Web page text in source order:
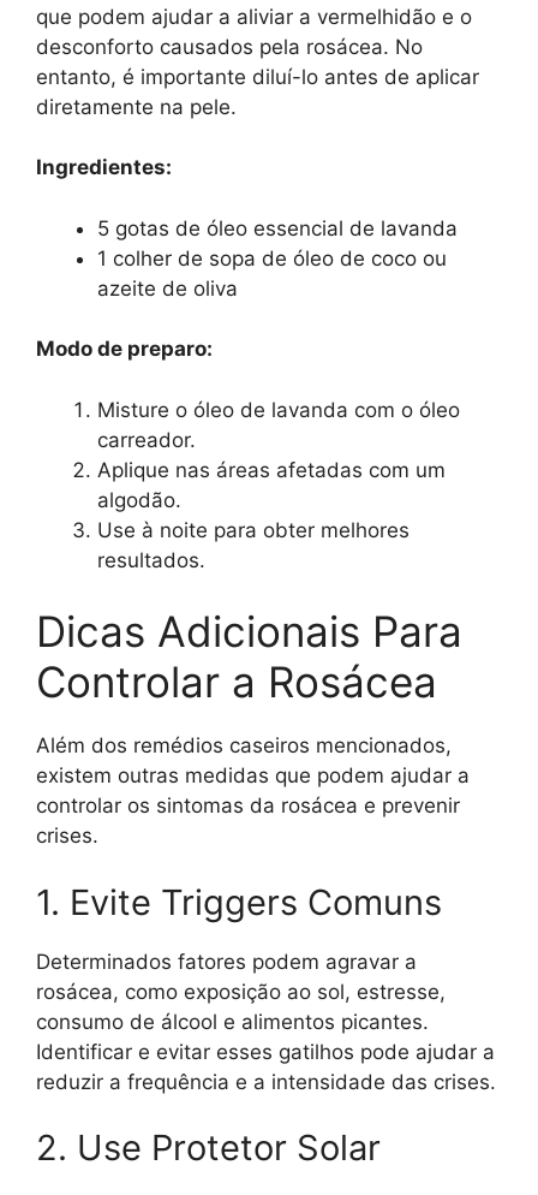
que podem ajudar a aliviar a vermelhidão e o
desconforto causados pela rosácea. No
entanto, é importante diluí-lo antes de aplicar
diretamente na pele.
Ingredientes:
5 gotas de óleo essencial de lavanda
1 colher de sopa de óleo de coco ou
azeite de oliva
Modo de preparo:
Misture o óleo de lavanda com o óleo
carreador.
Aplique nas áreas afetadas com um
algodão.
Use à noite para obter melhores
resultados.
Dicas Adicionais Para
Controlar a Rosácea
Além dos remédios caseiros mencionados,
existem outras medidas que podem ajudar a
controlar os sintomas da rosácea e prevenir
crises.
1. Evite Triggers Comuns
Determinados fatores podem agravar a
rosácea, como exposição ao sol, estresse,
consumo de álcool e alimentos picantes.
Identificar e evitar esses gatilhos pode ajudar a
reduzir a frequência e a intensidade das crises.
2. Use Protetor Solar